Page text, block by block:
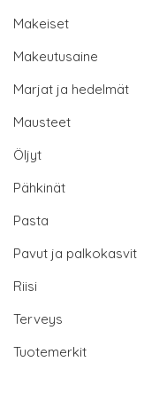
Makeiset
Makeutusaine
Marjat ja hedelmät
Mausteet
Öljyt
Pähkinät
Pasta
Pavut ja palkokasvit
Riisi
Terveys
Tuotemerkit